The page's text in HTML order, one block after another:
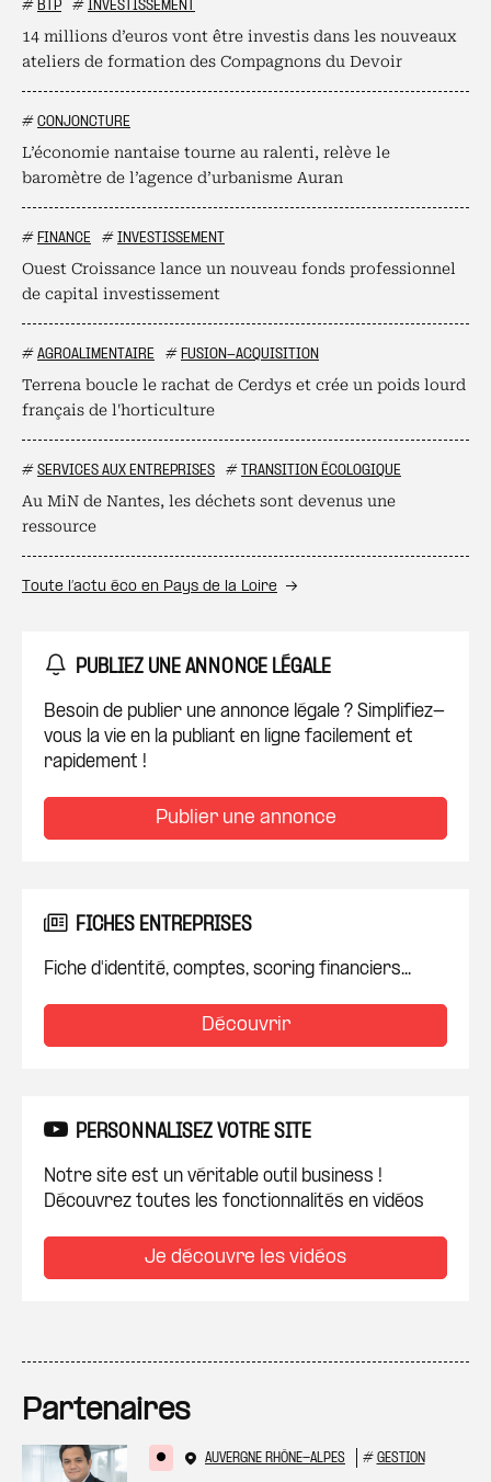
# BTP # INVESTISSEMENT
14 millions d’euros vont être investis dans les nouveaux
ateliers de formation des Compagnons du Devoir
# CONJONCTURE
L’économie nantaise tourne au ralenti, relève le
baromètre de l’agence d’urbanisme Auran
# FINANCE # INVESTISSEMENT
Ouest Croissance lance un nouveau fonds professionnel
de capital investissement
# AGROALIMENTAIRE # FUSION-ACQUISITION
Terrena boucle le rachat de Cerdys et crée un poids lourd
français de l'horticulture
# SERVICES AUX ENTREPRISES # TRANSITION ÉCOLOGIQUE
Au MiN de Nantes, les déchets sont devenus une
ressource
Toute l’actu éco en Pays de la Loire
PUBLIEZ UNE ANNONCE LÉGALE
Besoin de publier une annonce légale ? Simplifiez-
vous la vie en la publiant en ligne facilement et
rapidement !
Publier une annonce
FICHES ENTREPRISES
Fiche d'identité, comptes, scoring financiers...
Découvrir
PERSONNALISEZ VOTRE SITE
Notre site est un véritable outil business !
Découvrez toutes les fonctionnalités en vidéos
Je découvre les vidéos
Partenaires
AUVERGNE RHÔNE-ALPES # GESTION